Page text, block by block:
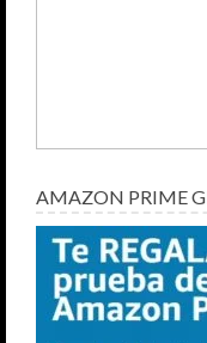
AMAZON PRIME